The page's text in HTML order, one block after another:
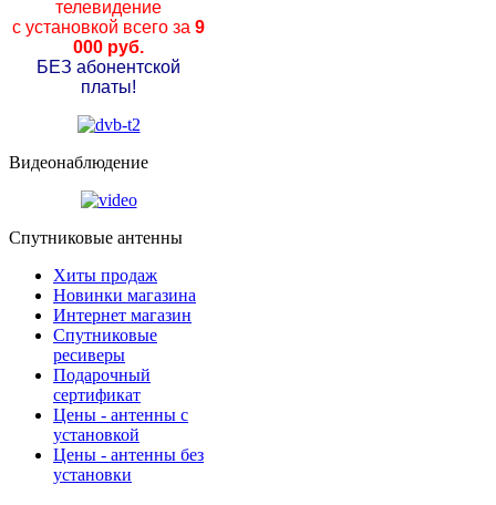
телевидение
с установкой всего за 9
000 руб.
БЕЗ абонентской
платы!
Видеонаблюдение
Спутниковые антенны
Хиты продаж
Новинки магазина
Интернет магазин
Спутниковые
ресиверы
Подарочный
сертификат
Цены - антенны с
установкой
Цены - антенны без
установки